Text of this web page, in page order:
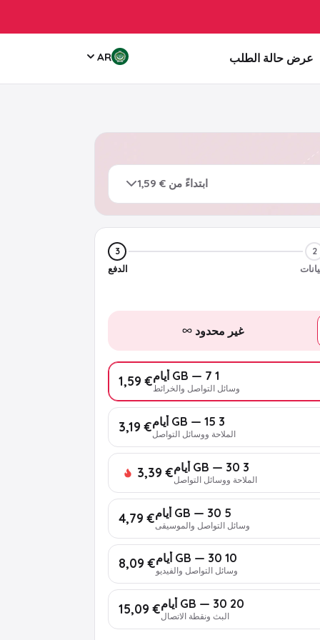
عرض حالة الطلب AR
ابتداءً من € 1,59
2
3
الدفع
غير محدود
1 GB — 7 أيام
وسائل التواصل والخرائط€ 1,59
3 GB — 15 أيام
الملاحة ووسائل التواصل€ 3,19
3 GB — 30 أيام
الملاحة ووسائل التواصل€ 3,39
5 GB — 30 أيام
وسائل التواصل والموسيقى€ 4,79
10 GB — 30 أيام
وسائل التواصل والفيديو€ 8,09
20 GB — 30 أيام
البث ونقطة الاتصال€ 15,09